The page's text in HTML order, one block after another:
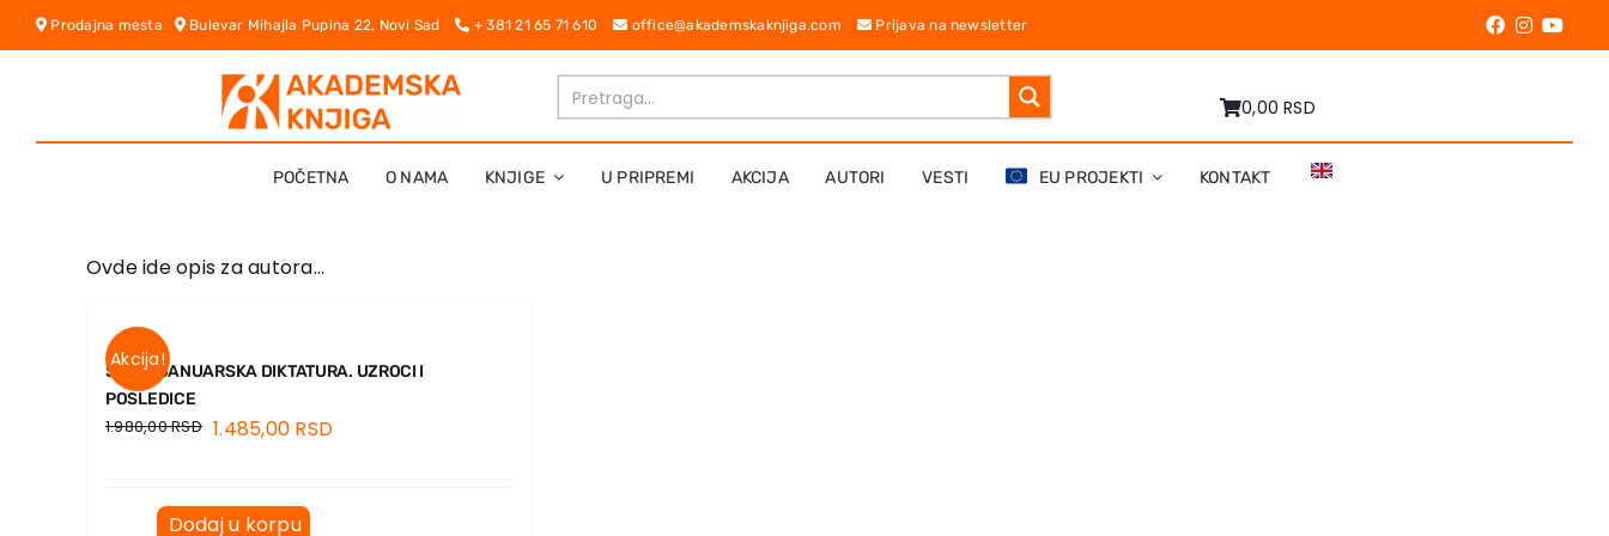
Skip
Prodajna mesta Bulevar Mihajla Pupina 22, Novi Sad + 381 21 65 71 610 office@akademskaknjiga.com Prijava na newsletter
0,00 RSD
POČETNA O NAMA KNJIGE U PRIPREMI AKCIJA AUTORI VESTI EU PROJEKTI KONTAKT
Ovde ide opis za autora…
Akcija!
ŠESTOJANUARSKA DIKTATURA. UZROCI I
POSLEDICE
1.980,00RSD 1.485,00 RSD
Dodaj u korpu